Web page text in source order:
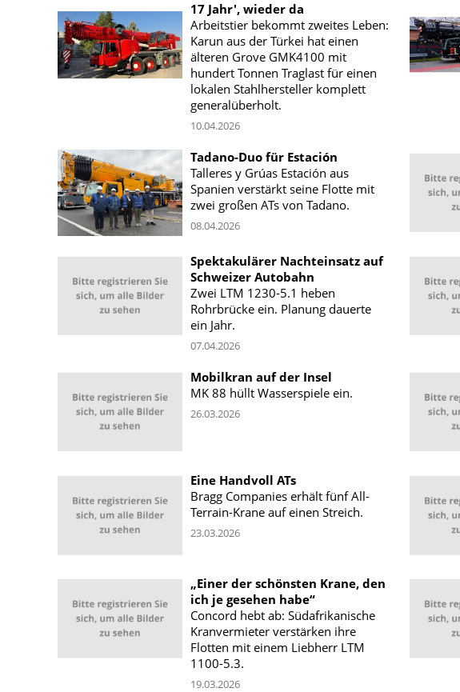
17 Jahr', wieder da
Arbeitstier bekommt zweites Leben:
Karun aus der Türkei hat einen
älteren Grove GMK4100 mit
hundert Tonnen Traglast für einen
lokalen Stahlhersteller komplett
generalüberholt.
10.04.2026
Tadano-Duo für Estación
Talleres y Grúas Estación aus
Spanien verstärkt seine Flotte mit
zwei großen ATs von Tadano.
08.04.2026
Spektakulärer Nachteinsatz auf
Schweizer Autobahn
Zwei LTM 1230-5.1 heben
Rohrbrücke ein. Planung dauerte
ein Jahr.
07.04.2026
Mobilkran auf der Insel
MK 88 hüllt Wasserspiele ein.
26.03.2026
Eine Handvoll ATs
Bragg Companies erhält fünf All-
Terrain-Krane auf einen Streich.
23.03.2026
„Einer der schönsten Krane, den
ich je gesehen habe“
Concord hebt ab: Südafrikanische
Kranvermieter verstärken ihre
Flotten mit einem Liebherr LTM
1100-5.3.
19.03.2026